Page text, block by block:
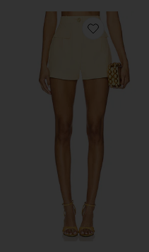
Favorite High